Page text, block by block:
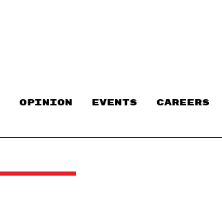
OPINION EVENTS CAREERS